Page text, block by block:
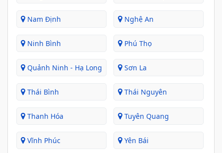
Nam Định Nghệ An
Ninh Bình Phú Thọ
Quảnh Ninh - Hạ Long Sơn La
Thái Bình Thái Nguyên
Thanh Hóa Tuyên Quang
Vĩnh Phúc Yên Bái